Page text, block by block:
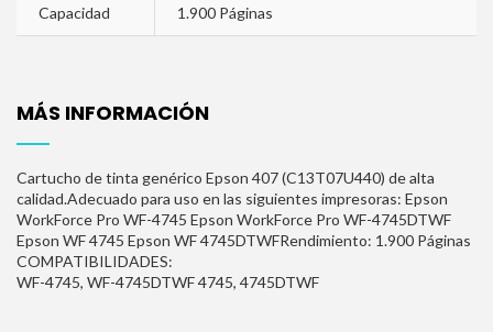
Capacidad 1.900 Páginas
MÁS INFORMACIÓN
Cartucho de tinta genérico Epson 407 (C13T07U440) de alta
calidad.Adecuado para uso en las siguientes impresoras: Epson
WorkForce Pro WF-4745 Epson WorkForce Pro WF-4745DTWF
Epson WF 4745 Epson WF 4745DTWFRendimiento: 1.900 Páginas
COMPATIBILIDADES:
WF-4745, WF-4745DTWF4745, 4745DTWF